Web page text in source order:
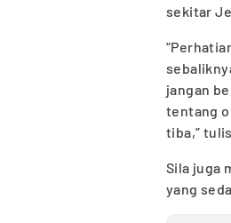
sekitar
jangan
tentang
tiba,”
Sila juga
yang